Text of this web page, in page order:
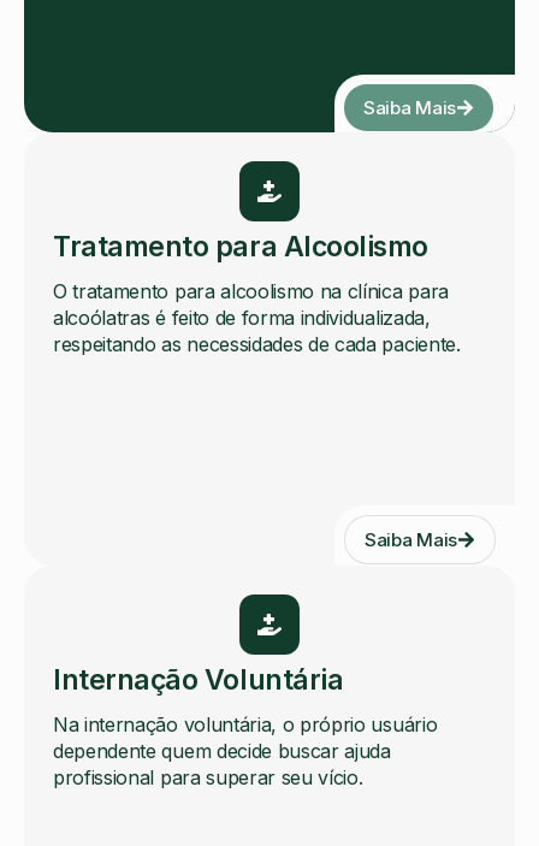
Saiba Mais
Tratamento para Alcoolismo
O tratamento para alcoolismo na clínica para
alcoólatras é feito de forma individualizada,
respeitando as necessidades de cada paciente.
Saiba Mais
Internação Voluntária
Na internação voluntária, o próprio usuário
dependente quem decide buscar ajuda
profissional para superar seu vício.